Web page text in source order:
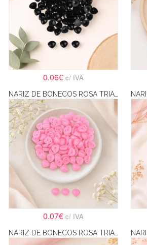
0.06€c/ IVA
NARIZ DE BONECOS ROSA TRIÂNGULAR PARA COLAR 11X14MM
0.07€c/ IVA